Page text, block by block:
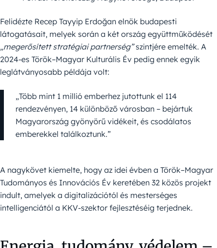
Felidézte Recep Tayyip Erdoğan elnök budapesti
látogatásait, melyek során a két ország együttműködését
„megerősített stratégiai partnerség”szintjére emelték. A
2024-es Török–Magyar Kulturális Év pedig ennek egyik
leglátványosabb példája volt:
„Több mint 1 millió emberhez jutottunk el 114
rendezvényen, 14 különböző városban – bejártuk
Magyarország gyönyörű vidékeit, és csodálatos
emberekkel találkoztunk.”
A nagykövet kiemelte, hogy az idei évben a Török–Magyar
Tudományos és Innovációs Év keretében 32 közös projekt
indult, amelyek a digitalizációtól és mesterséges
intelligenciától a KKV-szektor fejlesztéséig terjednek.